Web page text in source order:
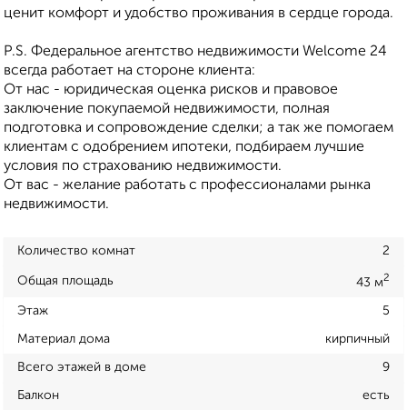
ценит комфорт и удобство проживания в сердце города.
P.S. Федеральное агентство недвижимости Welcome 24
всегда работает на стороне клиента:
От нас - юридическая оценка рисков и правовое
заключение покупаемой недвижимости, полная
подготовка и сопровождение сделки; а так же помогаем
клиентам с одобрением ипотеки, подбираем лучшие
условия по страхованию недвижимости.
От вас - желание работать с профессионалами рынка
недвижимости.
Количество комнат 2
Общая площадь 43 м2
Этаж 5
Материал дома кирпичный
Всего этажей в доме 9
Балкон есть